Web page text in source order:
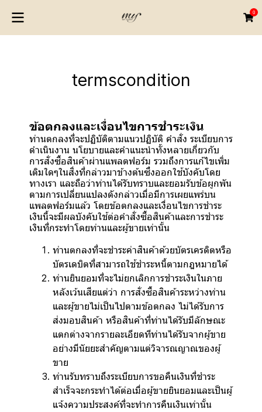
0
termscondition
ข้อตกลงและเงื่อนไขการชำระเงิน
ท่านตกลงที่จะปฏิบัติตามแนวปฏิบัติ คำสั่ง ระเบียบการ
ดำเนินงาน นโยบายและคำแนะนำทั้งหลายเกี่ยวกับ
การสั่งซื้อสินค้าผ่านแพลตฟอร์ม รวมถึงการแก้ไขเพิ่ม
เติมใดๆในสิ่งที่กล่าวมาข้างต้นซึ่งออกใช้บังคับโดย
ทางเรา และถือว่าท่านได้รับทราบและยอมรับข้อผูกพัน
ตามการเปลี่ยนแปลงดังกล่าวเมื่อมีการเผยแพร่บน
แพลตฟอร์มแล้ว โดยข้อตกลงและเงื่อนไขการชำระ
เงินนี้จะมีผลบังคับใช้ต่อคำสั่งซื้อสินค้าและการชำระ
เงินที่กระทำโดยท่านและผู้ขายเท่านั้น
ท่านตกลงที่จะชำระค่าสินค้าด้วยบัตรเครดิตหรือ
บัตรเดบิตที่สามารถใช้ชำระหนี้ตามกฎหมายได้
ท่านยินยอมที่จะไม่ยกเลิกการชำระเงินในภาย
หลังเว้นเสียแต่ว่า การสั่งซื้อสินค้าระหว่างท่าน
และผู้ขายไม่เป็นไปตามข้อตกลง ไม่ได้รับการ
ส่งมอบสินค้า หรือสินค้าที่ท่านได้รับมีลักษณะ
แตกต่างจากรายละเอียดทีท่านได้รับจากผู้ขาย
อย่างมีนัยยะสำคัญตามแต่วิจารณญาณของผู้
ขาย
ท่านรับทราบถึงระเบียบการขอคืนเงินที่ชำระ
สำเร็จจะกระทำได้ต่อเมื่อผู้ขายยินยอมและเป็นผู้
แจ้งความประสงค์ที่จะทำการคืนเงินเท่านั้น